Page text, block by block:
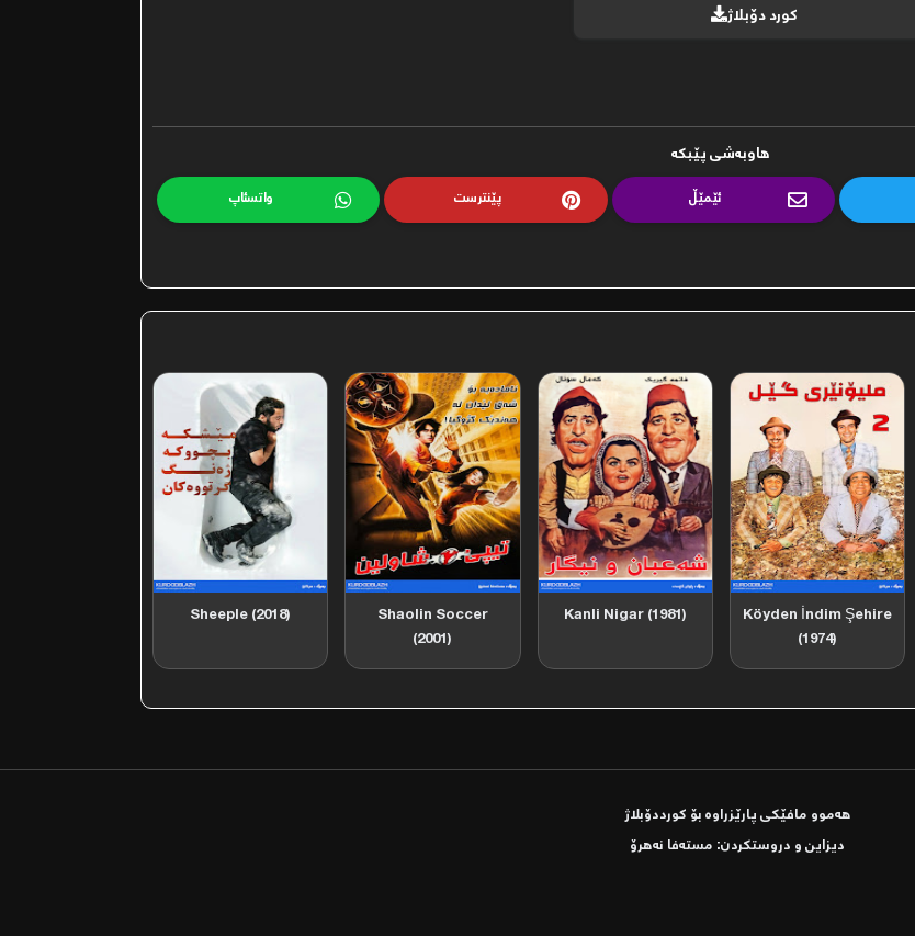
کورد دۆبلاژ
ھاوبەشی پێبکە
ئێمێڵ پێنترست واتسئاپ
Köyden İndim Şehire
(1974)
Kanli Nigar (1981)
Shaolin Soccer
(2001)
Sheeple (2018)
هەموو مافێكی پارێزراوە بۆ کورددۆبلاژ
دیزاین و دروستكردن: مستەفا نەھرۆ